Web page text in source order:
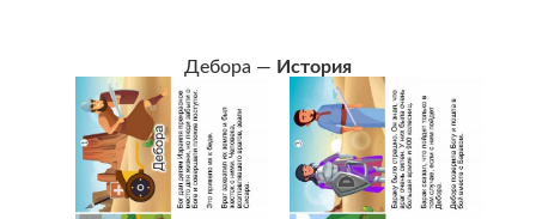
Дебора — История